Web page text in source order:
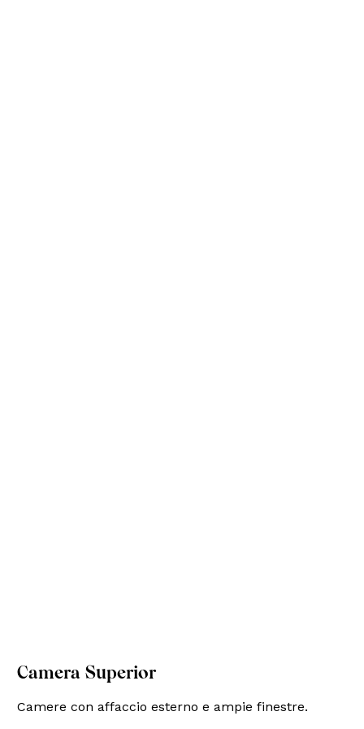
Camera Superior
Camere con affaccio esterno e ampie finestre.